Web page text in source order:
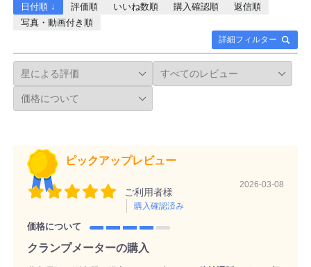
詳細フィルター
日付順 ↓ 評価順 いいね数順 購入確認順
返信順
写真・動画付き順
ピックアップレビュー
ご利用者様
購入確認済み
2026-03-08
価格について
クランプメーターの購入